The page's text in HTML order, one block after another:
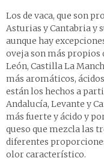
Los de vaca, que son
Asturias y Cantabria y
aunque hay
oveja son más propios
León, Castilla La
más aromáticos,
están los hechos a
Andalucía, Levante y
más fuerte y ácido y
queso que mezcla las
diferentes
olor característico.